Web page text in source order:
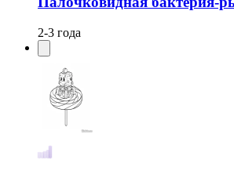
2-3 года